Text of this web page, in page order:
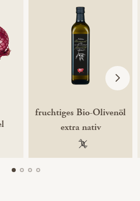
fruchtiges Bio-Olivenöl
extra nativ
100 %